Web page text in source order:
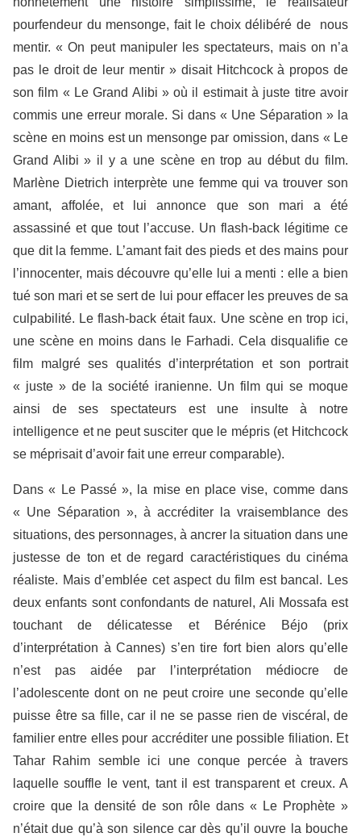
pourfendeur du mensonge, fait le choix délibéré de nous
mentir. « On peut manipuler les spectateurs, mais on n’a
pas le droit de leur mentir » disait Hitchcock à propos de
son film « Le Grand Alibi » où il estimait à juste titre avoir
commis une erreur morale. Si dans « Une Séparation » la
scène en moins est un mensonge par omission, dans « Le
Grand Alibi » il y a une scène en trop au début du film.
Marlène Dietrich interprète une femme qui va trouver son
amant, affolée, et lui annonce que son mari a été
assassiné et que tout l’accuse. Un flash-back légitime ce
que dit la femme. L’amant fait des pieds et des mains pour
l’innocenter, mais découvre qu’elle lui a menti : elle a bien
tué son mari et se sert de lui pour effacer les preuves de sa
culpabilité. Le flash-back était faux. Une scène en trop ici,
une scène en moins dans le Farhadi. Cela disqualifie ce
film malgré ses qualités d’interprétation et son portrait
« juste » de la société iranienne. Un film qui se moque
ainsi de ses spectateurs est une insulte à notre
intelligence et ne peut susciter que le mépris (et Hitchcock
se méprisait d’avoir fait une erreur comparable).
Dans « Le Passé », la mise en place vise, comme dans
« Une Séparation », à accréditer la vraisemblance des
situations, des personnages, à ancrer la situation dans une
justesse de ton et de regard caractéristiques du cinéma
réaliste. Mais d’emblée cet aspect du film est bancal. Les
deux enfants sont confondants de naturel, Ali Mossafa est
touchant de délicatesse et Bérénice Béjo (prix
d’interprétation à Cannes) s’en tire fort bien alors qu’elle
n’est pas aidée par l’interprétation médiocre de
l’adolescente dont on ne peut croire une seconde qu’elle
puisse être sa fille, car il ne se passe rien de viscéral, de
familier entre elles pour accréditer une possible filiation. Et
Tahar Rahim semble ici une conque percée à travers
laquelle souffle le vent, tant il est transparent et creux. A
croire que la densité de son rôle dans « Le Prophète »
n’était due qu’à son silence car dès qu’il ouvre la bouche